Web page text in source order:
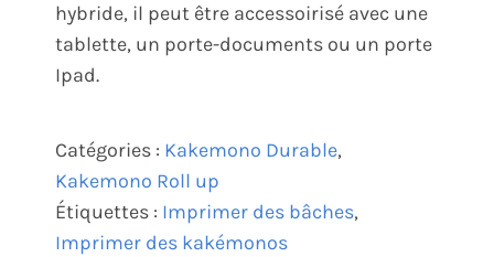
hybride, il peut être accessoirisé avec une
tablette, un porte-documents ou un porte
Ipad.
Catégories : Kakemono Durable,
Kakemono Roll up
Étiquettes : Imprimer des bâches,
Imprimer des kakémonos